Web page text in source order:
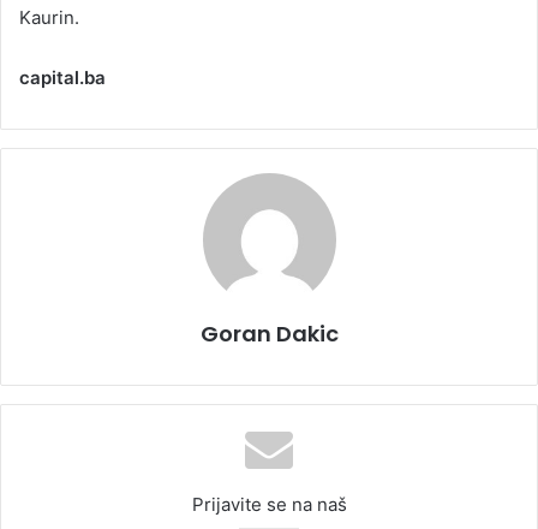
Kaurin.
capital.ba
Goran Dakic
Prijavite se na naš